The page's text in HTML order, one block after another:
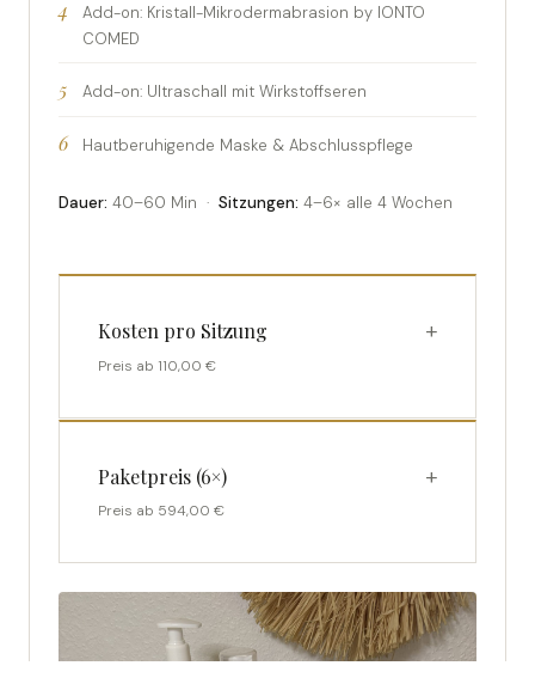
Add-on: Kristall-Mikrodermabrasion by IONTO
COMED
Add-on: Ultraschall mit Wirkstoffseren
Hautberuhigende Maske & Abschlusspflege
Dauer: 40–60 Min · Sitzungen: 4–6× alle 4 Wochen
Kosten pro Sitzung
Preis ab 110,00 €
Paketpreis (6×)
Preis ab 594,00 €